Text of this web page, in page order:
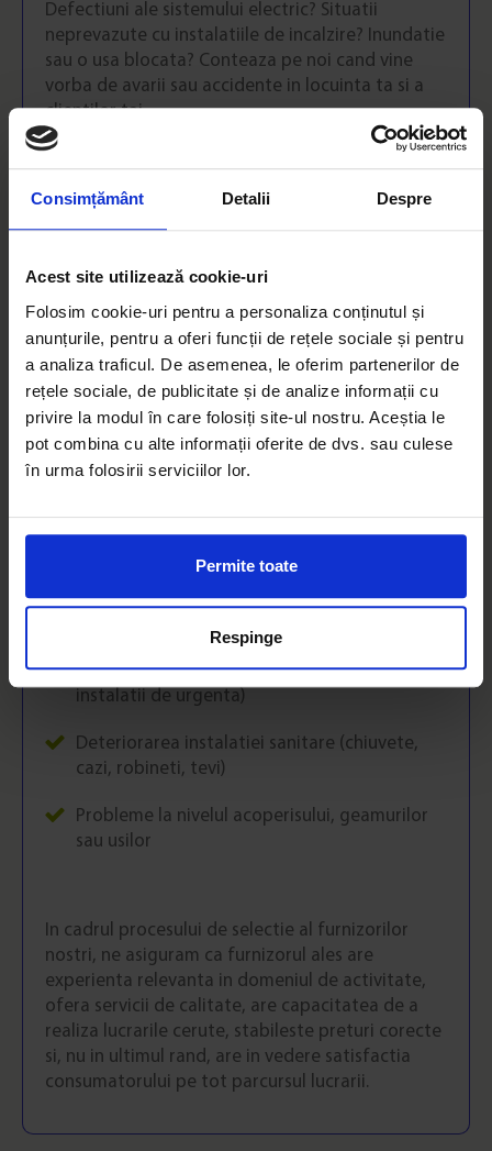
Consimțământ Detalii Despre
Acest site utilizează cookie-uri
Folosim cookie-uri pentru a personaliza conținutul și
anunțurile, pentru a oferi funcții de rețele sociale și pentru
a analiza traficul. De asemenea, le oferim partenerilor de
rețele sociale, de publicitate și de analize informații cu
privire la modul în care folosiți site-ul nostru. Aceștia le
pot combina cu alte informații oferite de dvs. sau culese
în urma folosirii serviciilor lor.
Permite toate
Respinge
Defectiuni ale sistemului electric? Situatii
neprevazute cu instalatiile de incalzire? Inundatie
sau o usa blocata? Conteaza pe noi cand vine
vorba de avarii sau accidente in locuinta ta si a
clientilor tai.
Echipa noastra disponibila NON-STOP este
reparatii ce pot solutiona rapid si eficient astfel
de probleme. In mai putin de 2 ore, un echipaj va
autorizati in urmatoarele departamente:
instalatii electrice si mentenanta, instalatii
sanitare, tamplarie, lacatuserie si
montare/reparatii geamuri.
Nu ezitati sa ne contactati, la orice ora, in cazul
panoului electric, circuite electrice, prize si
intrerupatoare)
Defectiuni ale sistemelor de incalzire
(centrala termica, termostat, calorifere, tevi,
instalatii de urgenta)
Deteriorarea instalatiei sanitare (chiuvete,
cazi, robineti, tevi)
Probleme la nivelul acoperisului, geamurilor
sau usilor
In cadrul procesului de selectie al furnizorilor
nostri, ne asiguram ca furnizorul ales are
experienta relevanta in domeniul de activitate,
ofera servicii de calitate, are capacitatea de a
realiza lucrarile cerute, stabileste preturi corecte
si, nu in ultimul rand, are in vedere satisfactia
consumatorului pe tot parcursul lucrarii.